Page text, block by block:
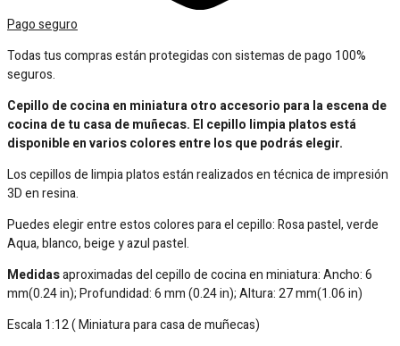
Pago seguro
Todas tus compras están protegidas con sistemas de pago 100%
seguros.
Cepillo de cocina en miniatura otro accesorio para la escena de
cocina de tu casa de muñecas. El cepillo limpia platos está
disponible en varios colores entre los que podrás elegir.
Los cepillos de limpia platos están realizados en técnica de impresión
3D en resina.
Puedes elegir entre estos colores para el cepillo: Rosa pastel, verde
Aqua, blanco, beige y azul pastel.
Medidasaproximadas del cepillo de cocina en miniatura: Ancho: 6
mm(0.24 in); Profundidad: 6 mm (0.24 in); Altura: 27 mm(1.06 in)
Escala 1:12 ( Miniatura para casa de muñecas)